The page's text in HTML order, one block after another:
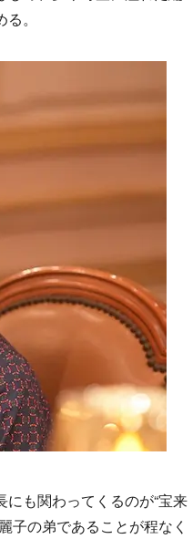
。
も関わってくるのが“宝来
子の弟であることが程なく